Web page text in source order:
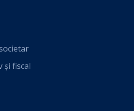
și fiscal